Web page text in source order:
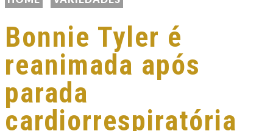
Bonnie Tyler é
reanimada após
parada
cardiorrespiratória